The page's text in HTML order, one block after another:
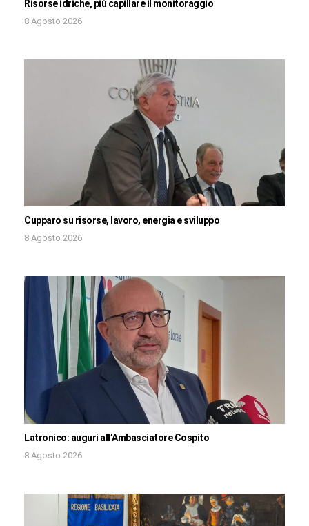
Risorse idriche, più capillare il monitoraggio
8 Agosto 2026
Cupparo su risorse, lavoro, energia e sviluppo
8 Agosto 2026
Latronico: auguri all’Ambasciatore Cospito
8 Agosto 2026